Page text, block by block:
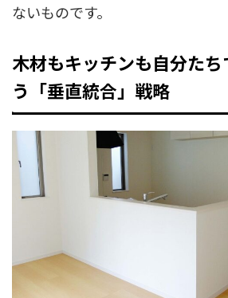
ないものです。
木材もキッチンも自分たち
う「垂直統合」戦略